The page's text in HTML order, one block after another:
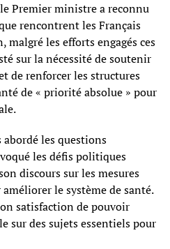
Premier ministre a reconnu
rencontrent les Français
malgré les efforts engagés ces
sur la nécessité de soutenir
de renforcer les structures
de « priorité absolue » pour
abordé les questions
les défis politiques
discours sur les mesures
le système de santé.
satisfaction de pouvoir
sur des sujets essentiels pour